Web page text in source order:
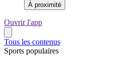
À proximité
Ouvrir l'app
Tous les contenus
Sports populaires